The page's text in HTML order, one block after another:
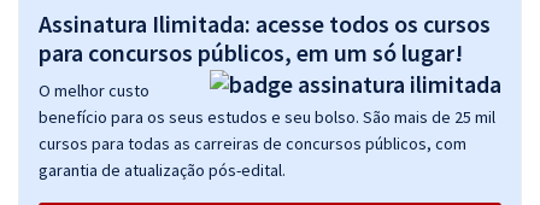
Assinatura Ilimitada: acesse todos os cursos
para concursos públicos, em um só lugar!
O melhor custo
benefício para os seus estudos e seu bolso. São mais de 25 mil
cursos para todas as carreiras de concursos públicos, com
garantia de atualização pós-edital.